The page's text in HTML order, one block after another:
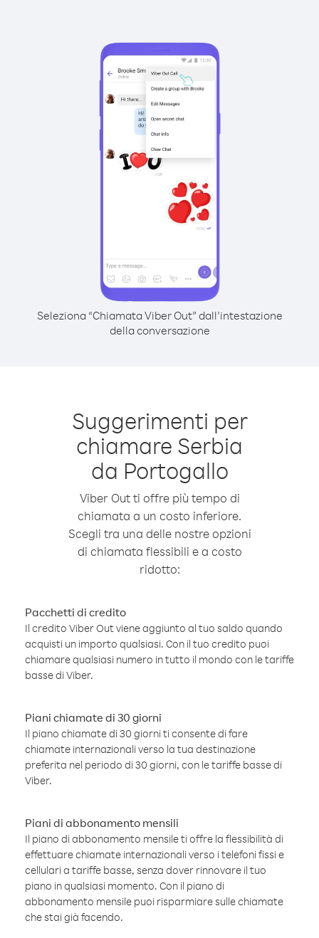
Seleziona “Chiamata Viber Out” dall’intestazione
della conversazione
Suggerimenti per
chiamare Serbia
da Portogallo
Viber Out ti offre più tempo di
chiamata a un costo inferiore.
Scegli tra una delle nostre opzioni
di chiamata flessibili e a costo
ridotto:
Pacchetti di credito
Il credito Viber Out viene aggiunto al tuo saldo quando
acquisti un importo qualsiasi. Con il tuo credito puoi
chiamare qualsiasi numero in tutto il mondo con le tariffe
basse di Viber.
Piani chiamate di 30 giorni
Il piano chiamate di 30 giorni ti consente di fare
chiamate internazionali verso la tua destinazione
preferita nel periodo di 30 giorni, con le tariffe basse di
Viber.
Piani di abbonamento mensili
Il piano di abbonamento mensile ti offre la flessibilità di
effettuare chiamate internazionali verso i telefoni fissi e
cellulari a tariffe basse, senza dover rinnovare il tuo
piano in qualsiasi momento. Con il piano di
abbonamento mensile puoi risparmiare sulle chiamate
che stai già facendo.